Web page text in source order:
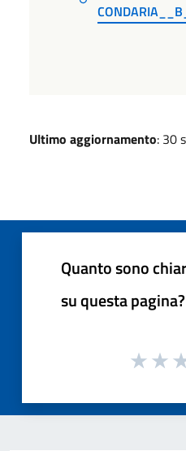
Ultimo aggiornamento: 30
Quanto sono
su questa pagina?